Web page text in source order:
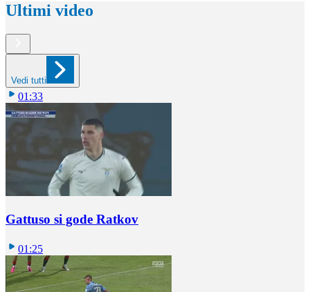
Ultimi video
Vedi tutti
01:33
Gattuso si gode Ratkov
01:25